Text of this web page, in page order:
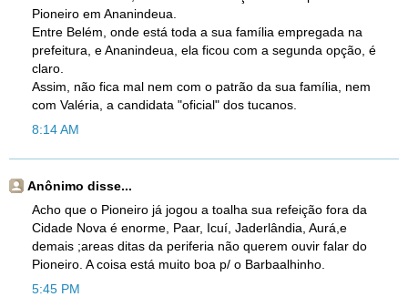
Pioneiro em Ananindeua.
Entre Belém, onde está toda a sua família empregada na
prefeitura, e Ananindeua, ela ficou com a segunda opção, é
claro.
Assim, não fica mal nem com o patrão da sua família, nem
com Valéria, a candidata "oficial" dos tucanos.
8:14 AM
Anônimo disse...
Acho que o Pioneiro já jogou a toalha sua refeição fora da
Cidade Nova é enorme, Paar, Icuí, Jaderlândia, Aurá,e
demais ;areas ditas da periferia não querem ouvir falar do
Pioneiro. A coisa está muito boa p/ o Barbaalhinho.
5:45 PM